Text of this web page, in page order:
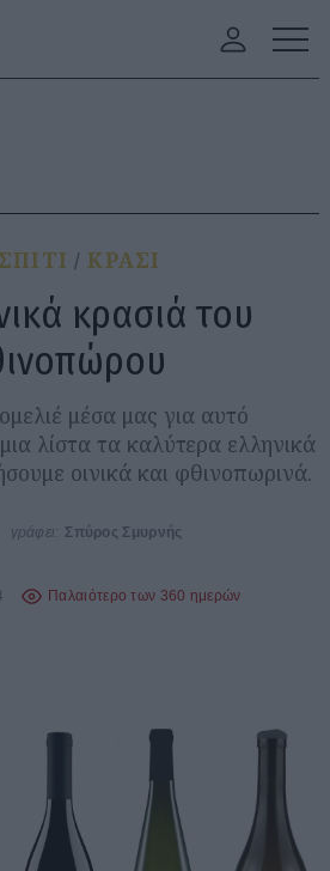
ΣΠΙΤΙ ΚΡΑΣΙ
κρασιά του
μέσα μας για αυτό
λίστα τα καλύτερα ελληνικά
οινικά και φθινοπωρινά.
γράφει: Σπύρος Σμυρνής
Παλαιότερο των 360 ημερών